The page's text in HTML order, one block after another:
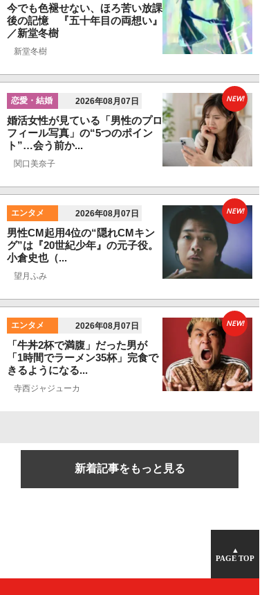
今でも色褪せない、ほろ苦い放課
後の記憶 『五十年目の両想い』
／新堂冬樹
新堂冬樹
恋愛・結婚 2026年08月07日
婚活女性が見ている「男性のプロ
フィール写真」の“5つのポイン
ト”…会う前か...
関口美奈子
NEW!
エンタメ 2026年08月07日
男性CM起用4位の“隠れCMキン
グ”は『20世紀少年』の元子役。
小倉史也（...
望月ふみ
NEW!
エンタメ 2026年08月07日
「牛丼2杯で満腹」だった男が
「1時間でラーメン35杯」完食で
きるようになる...
寺西ジャジューカ
NEW!
新着記事をもっと見る
▲
PAGE TOP